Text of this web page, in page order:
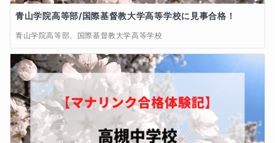
【学歴】
関西学院大学 経済学部 卒業
【職歴】
大阪大学理学部 物理学科研究室 秘書
英会話学校　大手英会話学校講師
イギリス　サマセット州、及びサリー州現地校　アシ
青山学院高等部/国際基督教大学高等学校に見事合格！
青山学院高等部、国際基督教大学高等学校